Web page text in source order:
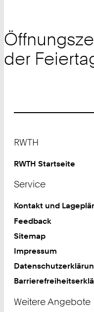
der
RWTH
RWTH Startseite
Service
Kontakt und
Feedback
Sitemap
Impressum
Weitere Angebote